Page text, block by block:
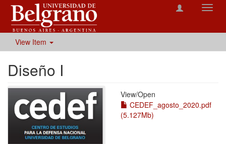
View Item
Diseño I
View/Open
CEDEF_agosto_2020.pdf
(5.127Mb)